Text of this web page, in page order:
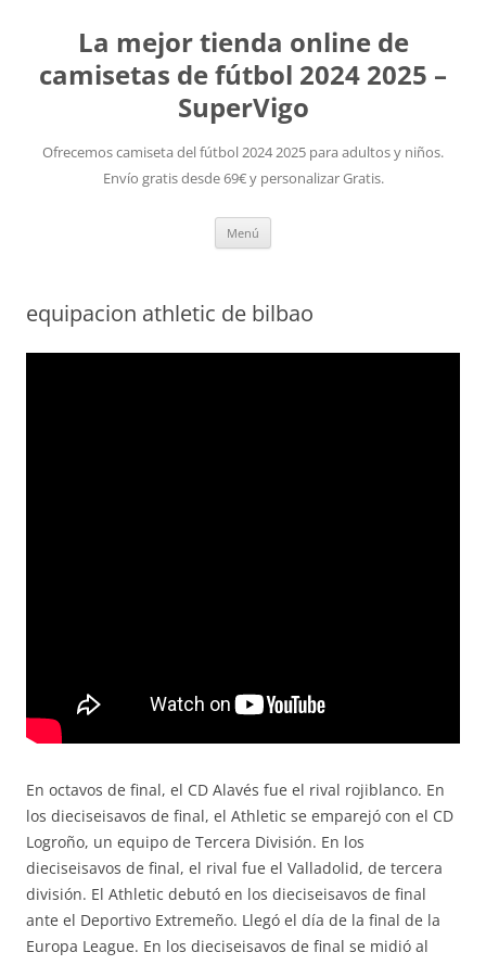
La mejor tienda online de
camisetas de fútbol 2024 2025 –
SuperVigo
Ofrecemos camiseta del fútbol 2024 2025 para adultos y niños.
Envío gratis desde 69€ y personalizar Gratis.
Menú
equipacion athletic de bilbao
En octavos de final, el CD Alavés fue el rival rojiblanco. En
los dieciseisavos de final, el Athletic se emparejó con el CD
Logroño, un equipo de Tercera División. En los
dieciseisavos de final, el rival fue el Valladolid, de tercera
división. El Athletic debutó en los dieciseisavos de final
ante el Deportivo Extremeño. Llegó el día de la final de la
Europa League. En los dieciseisavos de final se midió al